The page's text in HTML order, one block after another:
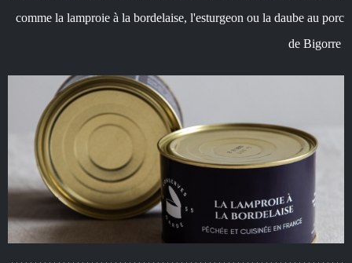
comme la lamproie à la bordelaise, l'esturgeon ou la daube au porc
de Bigorre